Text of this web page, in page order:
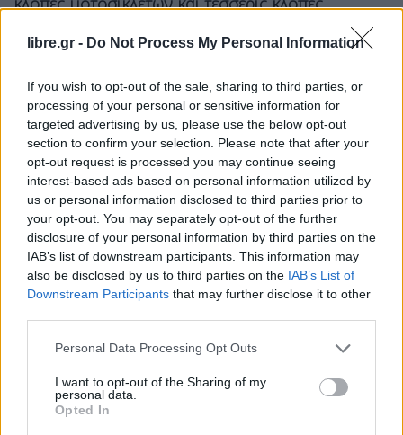
libre.gr - Do Not Process My Personal Information
If you wish to opt-out of the sale, sharing to third parties, or
processing of your personal or sensitive information for
targeted advertising by us, please use the below opt-out
section to confirm your selection. Please note that after your
opt-out request is processed you may continue seeing
interest-based ads based on personal information utilized by
us or personal information disclosed to third parties prior to
your opt-out. You may separately opt-out of the further
disclosure of your personal information by third parties on the
IAB’s list of downstream participants. This information may
also be disclosed by us to third parties on the IAB’s List of
Downstream Participants that may further disclose it to other
Personal Data Processing Opt Outs
I want to opt-out of the Sharing of my
personal data.
Opted In
οργάνωσης εκτιμάται ότι ξεπερνά τις 483.000
ευρώ.
Οι συλληφθέντες οδηγήθηκαν στην αρμόδια
εισαγγελική Αρχή.